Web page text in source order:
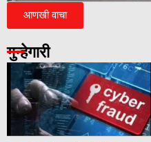
आणखी वाचा
गुन्हेगारी